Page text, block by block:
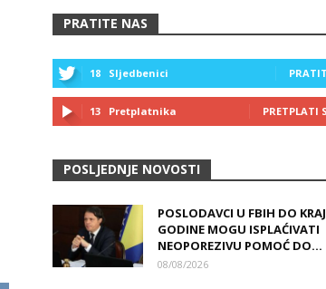
PRATITE NAS
18 Sljedbenici
13 Pretplatnika PRETPLATI
POSLJEDNJE NOVOSTI
POSLODAVCI U FBIH DO
GODINE MOGU ISPLAĆIVATI
NEOPOREZIVU POMOĆ DO...
08/08/2026